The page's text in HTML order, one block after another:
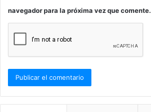
navegador para la próxima vez que comente.